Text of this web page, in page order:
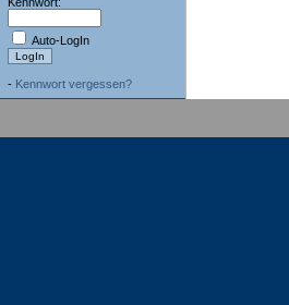
Auto-LogIn
- Kennwort vergessen?